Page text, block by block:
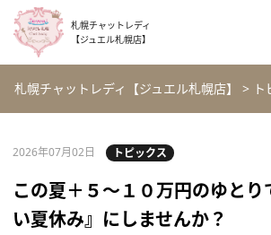
札幌チャットレディ
【ジュエル札幌店】
札幌チャットレディ【ジュエル札幌店】 > ト
2026年07月02日 トピックス
この夏＋５～１０万円のゆとり
い夏休み』にしませんか？